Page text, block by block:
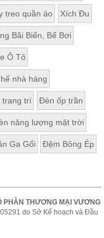
treo quần áo Xích Đu
Bãi Biển, Bể Bơi
Ô Tô
nhà hàng
trang trí Đèn ốp trần
năng lượng mặt trời
Ga Gối Đệm Bông Ép
PHẦN THƯƠNG MẠI VƯƠNG
do Sở Kế hoạch và Đầu